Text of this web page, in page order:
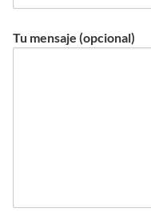
Tu mensaje (opcional)